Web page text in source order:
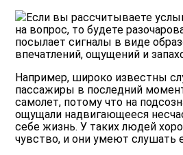
Если вы рассчитываете
на вопрос, то будете
посылает сигналы в виде
впечатлений, ощущений и
Например, широко известны
пассажиры в последний
самолет, потому что на
ощущали надвигающееся
себе жизнь. У таких людей
чувство, и они умеют слушать